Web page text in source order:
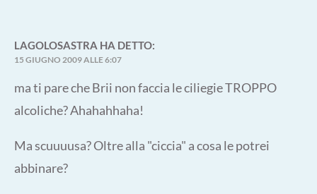
LAGOLOSASTRA HA DETTO:
15 GIUGNO 2009 ALLE 6:07
ma ti pare che Brii non faccia le ciliegie TROPPO
alcoliche? Ahahahhaha!
Ma scuuuusa? Oltre alla "ciccia" a cosa le potrei
abbinare?